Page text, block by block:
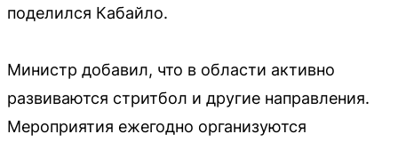
поделился Кабайло.
Министр добавил, что в области активно
развиваются стритбол и другие направления.
Мероприятия ежегодно организуются